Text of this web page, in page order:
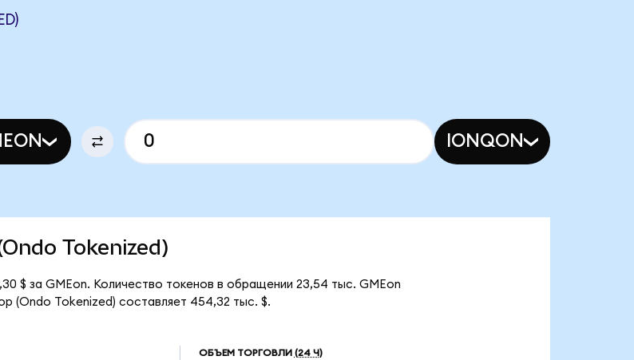
IONQON
Tokenized)
$ за GMEon. Количество токенов в обращении 23,54 тыс. GMEon
(Ondo Tokenized) составляет 454,32 тыс. $.
ОБЪЕМ ТОРГОВЛИ (24 Ч)